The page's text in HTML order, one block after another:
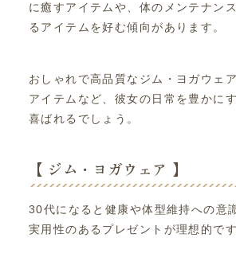
に癒すアイテムや、体のメンテナン
るアイテムを好む傾向があります。
おしゃれで高品質なジム・ヨガウェ
アイテムなど、彼女の日常を豊かに
喜ばれるでしょう。
【 ジム・ヨガウェア 】
30代になると健康や体型維持への意
実用性のあるプレゼントが理想的です